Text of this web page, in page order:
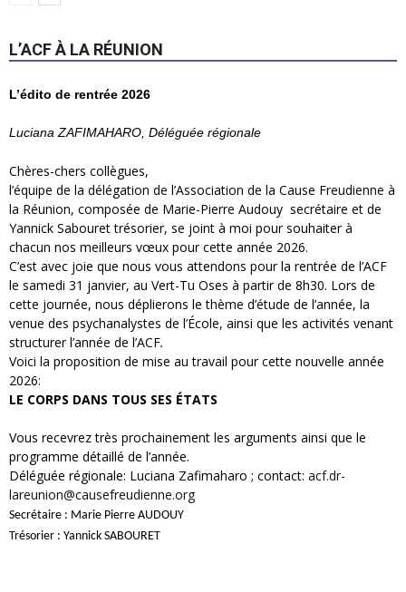
L’ACF À LA RÉUNION
L’édito de rentrée 2026
Luciana ZAFIMAHARO, Déléguée régionale
Chères-chers collègues,
l’équipe de la délégation de l’Association de la Cause Freudienne à
la Réunion, composée de Marie-Pierre Audouy secrétaire et de
Yannick Sabouret trésorier, se joint à moi pour souhaiter à
chacun nos meilleurs vœux pour cette année 2026.
C’est avec joie que nous vous attendons pour la rentrée de l’ACF
le samedi 31 janvier, au Vert-Tu Oses à partir de 8h30. Lors de
cette journée, nous déplierons le thème d’étude de l’année, la
venue des psychanalystes de l’École, ainsi que les activités venant
structurer l’année de l’ACF.
Voici la proposition de mise au travail pour cette nouvelle année
2026:
LE CORPS DANS TOUS SES ÉTATS
Vous recevrez très prochainement les arguments ainsi que le
programme détaillé de l’année.
Déléguée régionale: Luciana Zafimaharo ; contact: acf.dr-
lareunion@causefreudienne.org
Secrétaire : Marie Pierre AUDOUY
Trésorier : Yannick SABOURET